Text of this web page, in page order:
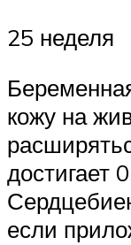
25 неделя
кожу на
достигает
если